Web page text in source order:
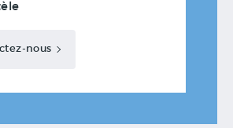
nous